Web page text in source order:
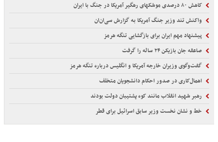
کاهش ۸۰ درصدی موشکهای رهگیر آمریکا در جنگ با ایران
واکنش تند وزیر جنگ آمریکا به گزارش سی‌ان‌ان
پیشنهاد مهم ایران برای بازگشایی تنگه هرمز
صاعقه جان بازیکن ۲۴ ساله را گرفت
گفت‌وگوی وزیران خارجه آمریکا و انگلیس درباره تنگه هرمز
اهمال‌کاری در صدور احکام‌ دانشجویان متخلف
رهبر شهید انقلاب مانند کوه پشتیبان دولت بودند
خط و نشان نخست وزیر سابق اسرائیل برای قطر